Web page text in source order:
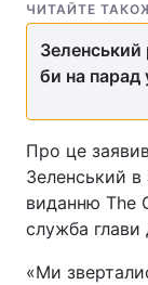
ЧИТАЙТЕ
Зеленський
би на парад
Про це
Зеленський
виданню The
служба
«Ми